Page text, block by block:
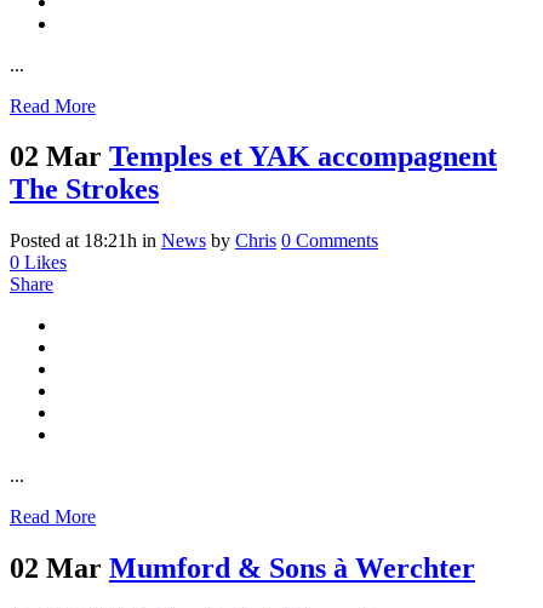
...
Read More
02 Mar Temples et YAK accompagnent
The Strokes
Posted at 18:21h in News by Chris 0 Comments
0 Likes
Share
...
Read More
02 Mar Mumford & Sons à Werchter